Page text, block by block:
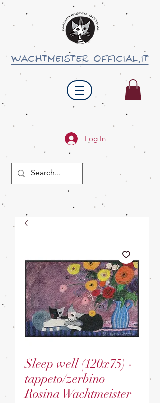
wachtmeister official.it
Log In
Sleep well (120x75) -
tappeto/zerbino
Rosina Wachtmeister